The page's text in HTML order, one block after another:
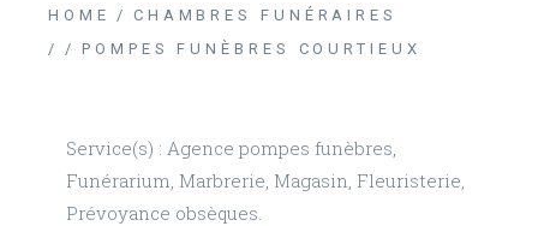
HOME
CHAMBRES FUNÉRAIRES
/
POMPES FUNÈBRES COURTIEUX
Service(s) : Agence pompes funèbres,
Funérarium, Marbrerie, Magasin, Fleuristerie,
Prévoyance obsèques.